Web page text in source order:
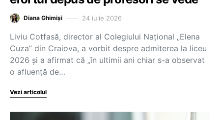
Diana Ghimiși 24 iulie 2026
Liviu Cotfasă, director al Colegiului Național „Elena
Cuza” din Craiova, a vorbit despre admiterea la liceu
2026 și a afirmat că „în ultimii ani chiar s-a observat
o afluență de…
Vezi articolul